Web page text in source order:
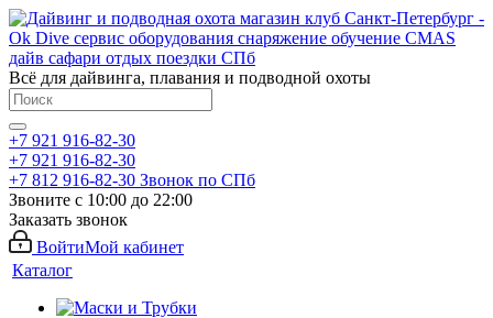
Всё для дайвинга, плавания и подводной охоты
+7 921 916-82-30
+7 921 916-82-30
+7 812 916-82-30 Звонок по СПб
Звоните с 10:00 до 22:00
Заказать звонок
ВойтиМой кабинет
Каталог